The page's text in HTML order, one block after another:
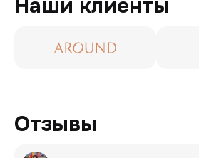
Наши клиенты
Отзывы